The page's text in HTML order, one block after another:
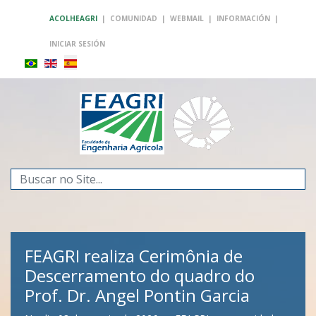
ACOLHEAGRI | COMUNIDAD | WEBMAIL | INFORMACIÓN |
INICIAR SESIÓN
Buscar...
FEAGRI realiza Cerimônia de
Descerramento do quadro do
Prof. Dr. Angel Pontin Garcia
FEAGRI